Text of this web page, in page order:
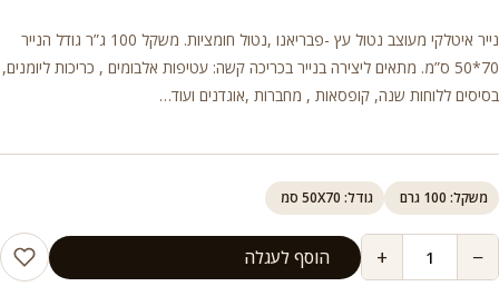
נייר איטלקי מעוצב נטול עץ -פבריאנו ,נטול חומציות. משקל 100 ג”ר גודל הנייר
70*50 ס”מ. מתאים ליצירה בנייר בכריכה קשה: עטיפות אלבומים , כריכות ליומנים,
בסיסים ללוחות שנה, קופסאות , מחברות ,אוגדנים ועוד…
משקל: 100 גרם גודל: 50X70 סמ
−
+ הוסף לעגלה